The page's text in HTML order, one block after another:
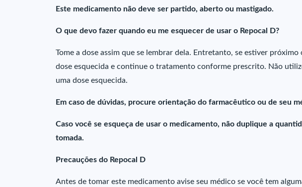
Este medicamento não deve ser partido, aberto ou mastigado.
O que devo fazer quando eu me esquecer de usar o Repocal D?
Tome a dose assim que se lembrar dela. Entretanto, se estiver
dose esquecida e continue o tratamento conforme prescrito. Não
uma dose esquecida.
Em caso de dúvidas, procure orientação do farmacêutico ou de seu
Caso você se esqueça de usar o medicamento, não duplique a
tomada.
Precauções do Repocal D
Antes de tomar este medicamento avise seu médico se você tem